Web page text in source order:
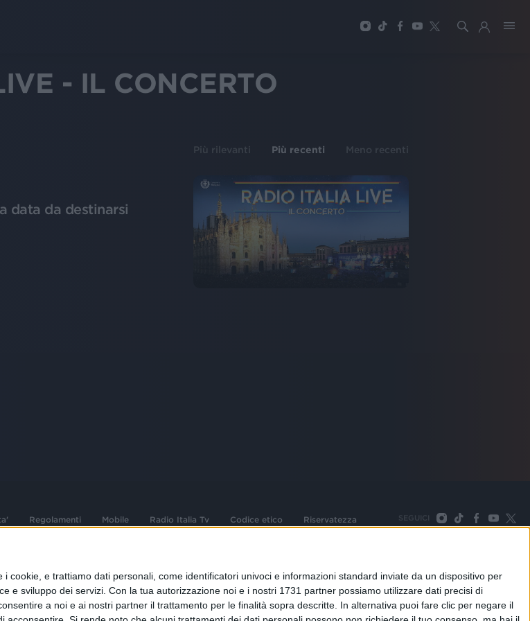
cookie, e trattiamo dati personali, come identificatori univoci e informazioni standard inviate da un dispositivo per
e sviluppo dei servizi. Con la tua autorizzazione noi e i nostri 1731 partner possiamo utilizzare dati precisi di
a noi e ai nostri partner il trattamento per le finalità sopra descritte. In alternativa puoi fare clic per negare il
- IL CONCERTO
Più rilevanti Più recenti Meno recenti
data da destinarsi
Regolamenti Mobile Radio Italia Tv Codice etico Riservatezza SEGUICI
Sede Amministrativa: Viale Europa 49, 20093 Cologno Monzese (Mi) |Tel. +39 02 254441 | Fax +39
02 25444220
Sede Legale: Via Savona 97, 20144 Milano
TORNA SU